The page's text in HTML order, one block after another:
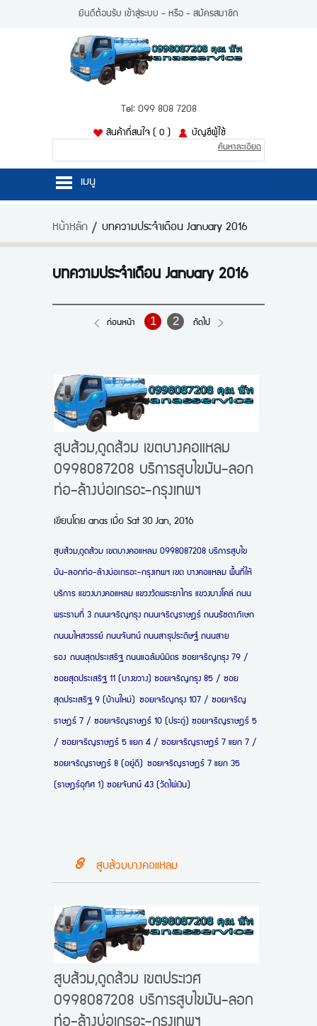
ยินดีต้อนรับ เข้าสู่ระบบ - หรือ - สมัครสมาชิก
Tel: 099 808 7208
สินค้าที่สนใจ ( 0 ) บัญชีผู้ใช้
ค้นหาละเอียด
เมนู
สินค้า
บัญชีผู้ใช้
ติดต่อเรา
แจ้งชำระเงิน
ข่าวสาร
หน้าหลัก บทความประจำเดือน January 2016
บทความประจำเดือน January 2016
ก่อนหน้า 1 2 ถัดไป
สูบส้วม,ดูดส้วม เขตบางคอแหลม
0998087208 บริการสูบไขมัน-ลอก
ท่อ-ล้างบ่อเกรอะ-กรุงเทพฯ
เขียนโดย anas เมื่อ Sat 30 Jan, 2016
สูบส้วม,ดูดส้วม เขตบางคอแหลม 0998087208 บริการสูบไข
มัน-ลอกท่อ-ล้างบ่อเกรอะ-กรุงเทพฯ เขต บางคอแหลม พื้นที่ให้
บริการ แขวงบางคอแหลม แขวงวัดพระยาไกร แขวงบางโคล่ ถนน
พระรามที่ 3 ถนนเจริญกรุง ถนนเจริญราษฎร์ ถนนรัชดาภิเษก
ถนนมไหสวรรย์ ถนนจันทน์ ถนนสาธุประดิษฐ์ ถนนสาย
รอง ถนนสุดประเสริฐ ถนนแฉล้มนิมิตร ซอยเจริญกรุง 79 /
ซอยสุดประเสริฐ 11 (บางขวาง) ซอยเจริญกรุง 85 / ซอย
สุดประเสริฐ 9 (บ้านใหม่) ซอยเจริญกรุง 107 / ซอยเจริญ
ราษฎร์ 7 / ซอยเจริญราษฎร์ 10 (ประดู่) ซอยเจริญราษฎร์ 5
/ ซอยเจริญราษฎร์ 5 แยก 4 / ซอยเจริญราษฎร์ 7 แยก 7 /
ซอยเจริญราษฎร์ 8 (อยู่ดี) ซอยเจริญราษฎร์ 7 แยก 35
(ราษฎร์อุทิศ 1) ซอยจันทน์ 43 (วัดไผ่เงิน)
สูบส้วมบางคอแหลม
สูบส้วม,ดูดส้วม เขตประเวศ
0998087208 บริการสูบไขมัน-ลอก
ท่อ-ล้างบ่อเกรอะ-กรุงเทพฯ